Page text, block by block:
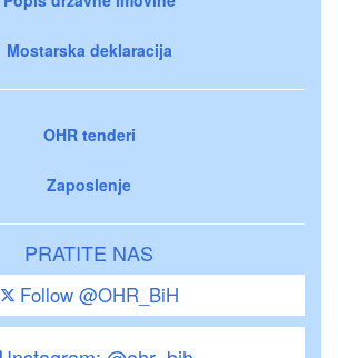
Mostarska deklaracija
OHR tenderi
Zaposlenje
PRATITE NAS
Follow @OHR_BiH